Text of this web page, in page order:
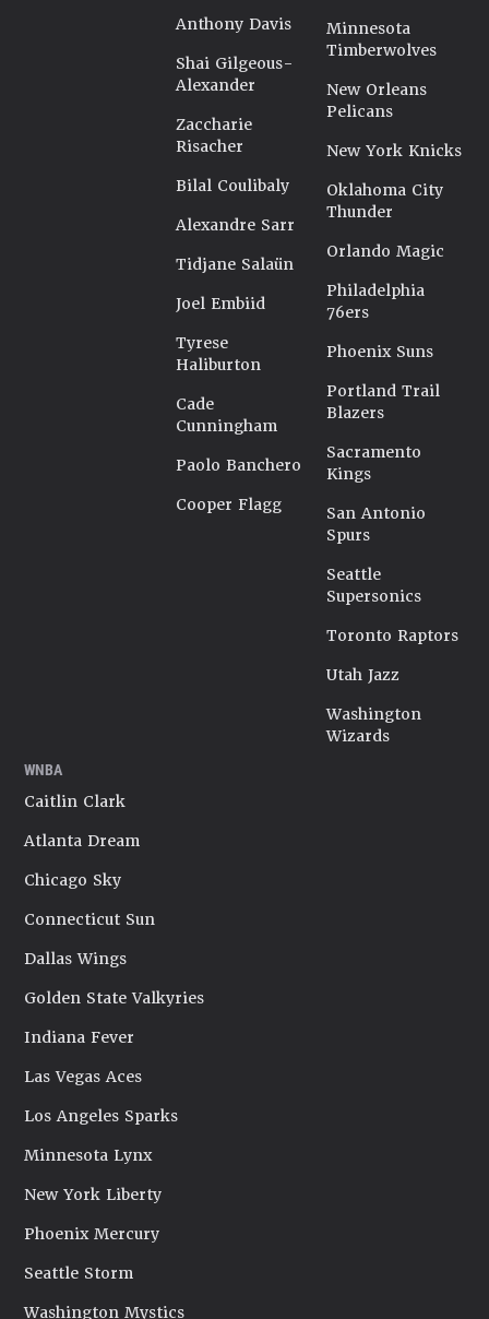
Anthony Davis
Shai Gilgeous-
Alexander
Zaccharie
Risacher
Bilal Coulibaly
Alexandre Sarr
Tidjane Salaün
Joel Embiid
Tyrese
Haliburton
Cade
Cunningham
Paolo Banchero
Cooper Flagg
Minnesota
Timberwolves
New Orleans
Pelicans
New York Knicks
Oklahoma City
Thunder
Orlando Magic
Philadelphia
76ers
Phoenix Suns
Portland Trail
Blazers
Sacramento
Kings
San Antonio
Spurs
Seattle
Supersonics
Toronto Raptors
Utah Jazz
Washington
Wizards
WNBA
Caitlin Clark
Atlanta Dream
Chicago Sky
Connecticut Sun
Dallas Wings
Golden State Valkyries
Indiana Fever
Las Vegas Aces
Los Angeles Sparks
Minnesota Lynx
New York Liberty
Phoenix Mercury
Seattle Storm
Washington Mystics